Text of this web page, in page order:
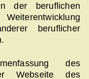
der beruflichen
beruflicher
des
Webseite des